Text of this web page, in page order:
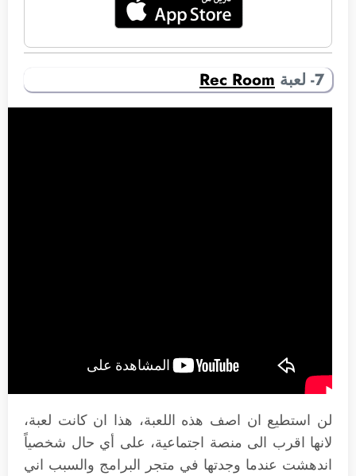
7- لعبة Rec Room
لن استطيع ان اصف هذه اللعبة، هذا ان كانت لعبة،
لانها اقرب الى منصة اجتماعية، على أي حال شخصياً
اندهشت عندما وجدتها في متجر البرامج والسبب اني